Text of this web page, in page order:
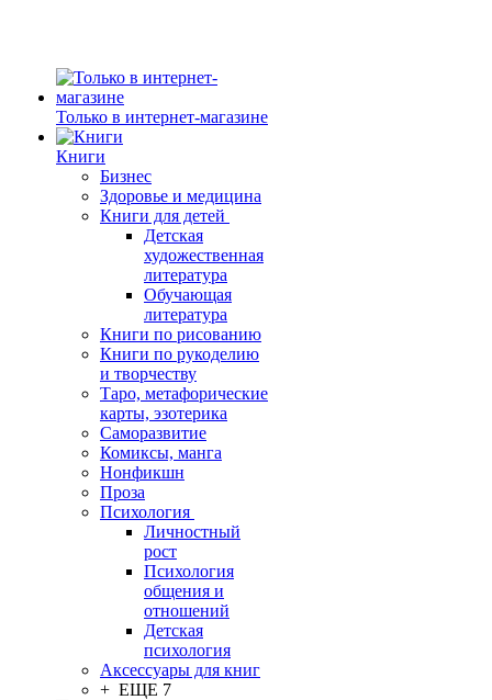
Только в интернет-магазине
Книги
Бизнес
Здоровье и медицина
Книги для детей
Детская
художественная
литература
Обучающая
литература
Книги по рисованию
Книги по рукоделию
и творчеству
Таро, метафорические
карты, эзотерика
Саморазвитие
Комиксы, манга
Нонфикшн
Проза
Психология
Личностный
рост
Психология
общения и
отношений
Детская
психология
Аксессуары для книг
+ ЕЩЕ 7